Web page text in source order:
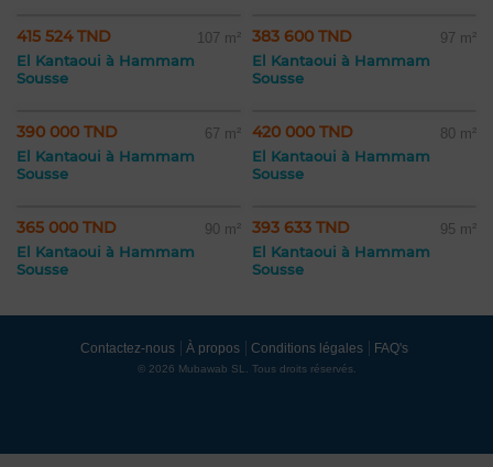
415 524 TND 107 m²
El Kantaoui à Hammam
Sousse
383 600 TND 97 m²
El Kantaoui à Hammam
Sousse
390 000 TND 67 m²
El Kantaoui à Hammam
Sousse
420 000 TND 80 m²
El Kantaoui à Hammam
Sousse
365 000 TND 90 m²
El Kantaoui à Hammam
Sousse
393 633 TND 95 m²
El Kantaoui à Hammam
Sousse
Contactez-nous À propos Conditions légales FAQ's
© 2026 Mubawab SL. Tous droits réservés.